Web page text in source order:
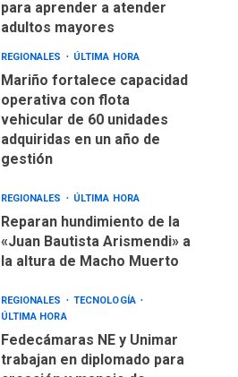
para aprender a atender
adultos mayores
REGIONALES ÚLTIMA HORA
Mariño fortalece capacidad
operativa con flota
vehicular de 60 unidades
adquiridas en un año de
gestión
REGIONALES ÚLTIMA HORA
Reparan hundimiento de la
«Juan Bautista Arismendi» a
la altura de Macho Muerto
REGIONALES
TECNOLOGÍA
ÚLTIMA HORA
Fedecámaras NE y Unimar
trabajan en diplomado para